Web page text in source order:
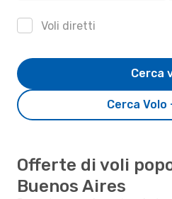
Voli diretti
Cerca Volo
Cerca
Offerte di voli
Buenos Aires